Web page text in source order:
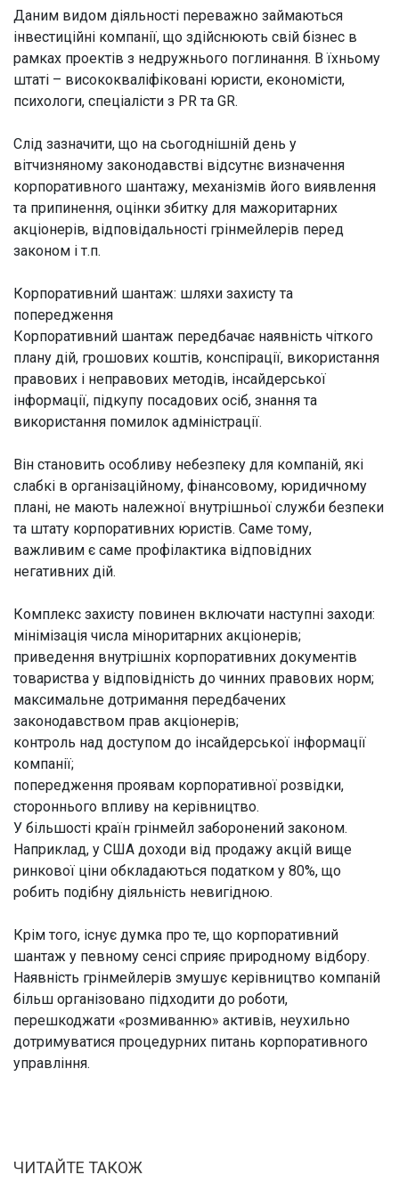
Даним видом діяльності переважно займаються
інвестиційні компанії, що здійснюють свій бізнес в
рамках проектів з недружнього поглинання. В їхньому
штаті – висококваліфіковані юристи, економісти,
психологи, спеціалісти з PR та GR.
Слід зазначити, що на сьогоднішній день у
вітчизняному законодавстві відсутнє визначення
корпоративного шантажу, механізмів його виявлення
та припинення, оцінки збитку для мажоритарних
акціонерів, відповідальності грінмейлерів перед
законом і т.п.
Корпоративний шантаж: шляхи захисту та
попередження
Корпоративний шантаж передбачає наявність чіткого
плану дій, грошових коштів, конспірації, використання
правових і неправових методів, інсайдерської
інформації, підкупу посадових осіб, знання та
використання помилок адміністрації.
Він становить особливу небезпеку для компаній, які
слабкі в організаційному, фінансовому, юридичному
плані, не мають належної внутрішньої служби безпеки
та штату корпоративних юристів. Саме тому,
важливим є саме профілактика відповідних
негативних дій.
Комплекс захисту повинен включати наступні заходи:
мінімізація числа міноритарних акціонерів;
приведення внутрішніх корпоративних документів
товариства у відповідність до чинних правових норм;
максимальне дотримання передбачених
законодавством прав акціонерів;
контроль над доступом до інсайдерської інформації
компанії;
попередження проявам корпоративної розвідки,
стороннього впливу на керівництво.
У більшості країн грінмейл заборонений законом.
Наприклад, у США доходи від продажу акцій вище
ринкової ціни обкладаються податком у 80%, що
робить подібну діяльність невигідною.
Крім того, існує думка про те, що корпоративний
шантаж у певному сенсі сприяє природному відбору.
Наявність грінмейлерів змушує керівництво компаній
більш організовано підходити до роботи,
перешкоджати «розмиванню» активів, неухильно
дотримуватися процедурних питань корпоративного
управління.
ЧИТАЙТЕ ТАКОЖ